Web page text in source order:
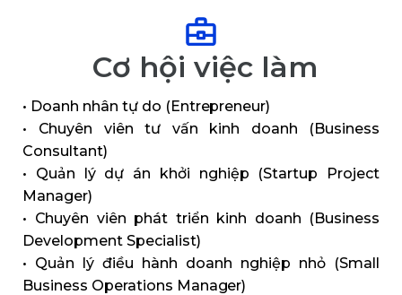
Cơ hội việc làm
• Doanh nhân tự do (Entrepreneur)
• Chuyên viên tư vấn kinh doanh (Business
Consultant)
• Quản lý dự án khởi nghiệp (Startup Project
Manager)
• Chuyên viên phát triển kinh doanh (Business
Development Specialist)
• Quản lý điều hành doanh nghiệp nhỏ (Small
Business Operations Manager)